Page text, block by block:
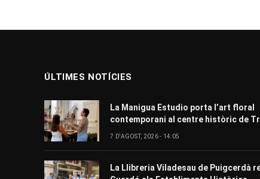
ÚLTIMES NOTÍCIES
La Manigua Estudio porta l’art floral
contemporani al centre històric de
7 D'AGOST, 2026 - 14:05
La Llibreria Viladesau de Puigcerdà